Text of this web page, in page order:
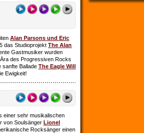
Alan Parsons und Eric
das Studioprojekt The Alan
Gastmusiker wurden
des Progressiven Rocks
sanfte Ballade The Eagle Will
Ewigkeit!
einer sehr musikalischen
von Soulsänger Lionel
Rocksänger einen